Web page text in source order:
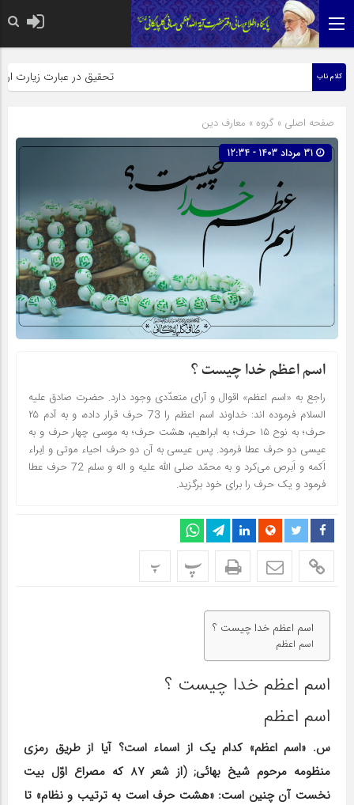
کلام ناب تحقیق در عبارت زیارت اربعین
صفحه اصلی » گروه » معارف دین
اسم اعظم خدا چیست ؟
راجع به «اسم اعظم» اقوال و آراى متعدّدى وجود دارد. حضرت صادق علیه
السلام فرموده اند: خداوند اسم اعظم را 73 حرف قرار داده، و به آدم ۲۵
حرف؛ به نوح ۱۵ حرف؛ به ابراهیم، هشت حرف؛ به موسى چهار حرف و به
عیسى دو حرف عطا فرمود. پس عیسى به آن دو حرف احیاء موتى و اِبراء
اَکمه و اَبرص مى‌کرد و به محمّد صلی الله علیه و اله و سلم 72 حرف عطا
فرمود و یک حرف را براى خود برگزید.
پ پ
اسم اعظم خدا چیست ؟
اسم اعظم
اسم اعظم خدا چیست ؟
اسم اعظم
س. «اسم اعظم» کدام یک از اسماء است؟ آیا از طریق رمزى
منظومه مرحوم شیخ بهائى; (از شعر 87 که مصراع اوّل بیت
نخست آن چنین است: «هشت حرف است به ترتیب و نظام» تا